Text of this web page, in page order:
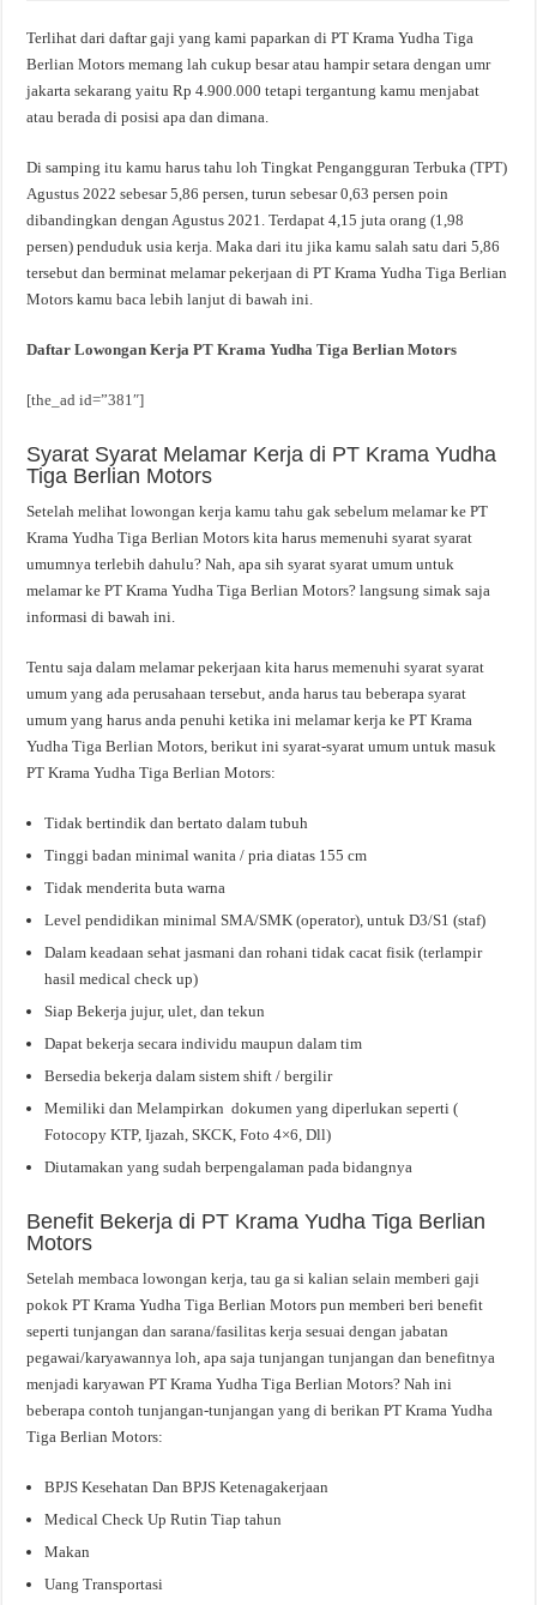
Terlihat dari daftar gaji yang kami paparkan di PT Krama Yudha Tiga
Berlian Motors memang lah cukup besar atau hampir setara dengan umr
jakarta sekarang yaitu Rp 4.900.000 tetapi tergantung kamu menjabat
atau berada di posisi apa dan dimana.
Di samping itu kamu harus tahu loh Tingkat Pengangguran Terbuka (TPT)
Agustus 2022 sebesar 5,86 persen, turun sebesar 0,63 persen poin
dibandingkan dengan Agustus 2021. Terdapat 4,15 juta orang (1,98
persen) penduduk usia kerja. Maka dari itu jika kamu salah satu dari 5,86
tersebut dan berminat melamar pekerjaan di PT Krama Yudha Tiga Berlian
Motors kamu baca lebih lanjut di bawah ini.
Daftar Lowongan Kerja PT Krama Yudha Tiga Berlian Motors
[the_ad id=”381″]
Syarat Syarat Melamar Kerja di PT Krama Yudha
Tiga Berlian Motors
Setelah melihat lowongan kerja kamu tahu gak sebelum melamar ke PT
Krama Yudha Tiga Berlian Motors kita harus memenuhi syarat syarat
umumnya terlebih dahulu? Nah, apa sih syarat syarat umum untuk
melamar ke PT Krama Yudha Tiga Berlian Motors? langsung simak saja
informasi di bawah ini.
Tentu saja dalam melamar pekerjaan kita harus memenuhi syarat syarat
umum yang ada perusahaan tersebut, anda harus tau beberapa syarat
umum yang harus anda penuhi ketika ini melamar kerja ke PT Krama
Yudha Tiga Berlian Motors, berikut ini syarat-syarat umum untuk masuk
PT Krama Yudha Tiga Berlian Motors:
Tidak bertindik dan bertato dalam tubuh
Tinggi badan minimal wanita / pria diatas 155 cm
Tidak menderita buta warna
Level pendidikan minimal SMA/SMK (operator), untuk D3/S1 (staf)
Dalam keadaan sehat jasmani dan rohani tidak cacat fisik (terlampir
hasil medical check up)
Siap Bekerja jujur, ulet, dan tekun
Dapat bekerja secara individu maupun dalam tim
Bersedia bekerja dalam sistem shift / bergilir
Memiliki dan Melampirkan dokumen yang diperlukan seperti (
Fotocopy KTP, Ijazah, SKCK, Foto 4×6, Dll)
Diutamakan yang sudah berpengalaman pada bidangnya
Benefit Bekerja di PT Krama Yudha Tiga Berlian
Motors
Setelah membaca lowongan kerja, tau ga si kalian selain memberi gaji
pokok PT Krama Yudha Tiga Berlian Motors pun memberi beri benefit
seperti tunjangan dan sarana/fasilitas kerja sesuai dengan jabatan
pegawai/karyawannya loh, apa saja tunjangan tunjangan dan benefitnya
menjadi karyawan PT Krama Yudha Tiga Berlian Motors? Nah ini
beberapa contoh tunjangan-tunjangan yang di berikan PT Krama Yudha
Tiga Berlian Motors:
BPJS Kesehatan Dan BPJS Ketenagakerjaan
Medical Check Up Rutin Tiap tahun
Makan
Uang Transportasi